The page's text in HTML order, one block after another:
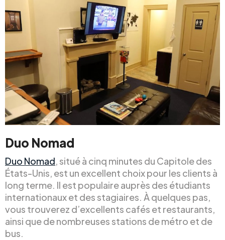
Duo Nomad
Duo Nomad, situé à cinq minutes du Capitole des
États-Unis, est un excellent choix pour les clients à
long terme. Il est populaire auprès des étudiants
internationaux et des stagiaires. À quelques pas,
vous trouverez d’excellents cafés et restaurants,
ainsi que de nombreuses stations de métro et de
bus.